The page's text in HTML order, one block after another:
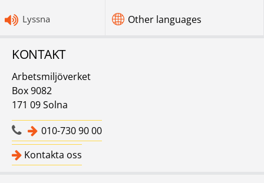
Lyssna Other languages
KONTAKT
Arbetsmiljöverket
Box 9082
171 09 Solna
010-730 90 00
Kontakta oss